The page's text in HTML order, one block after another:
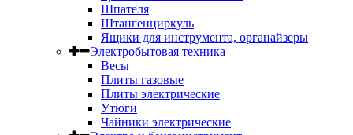
Шпателя
Штангенциркуль
Ящики для инструмента, органайзеры
Электробытовая техника
Весы
Плиты газовые
Плиты электрические
Утюги
Чайники электрические